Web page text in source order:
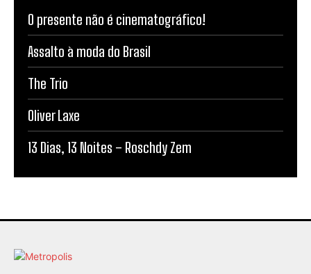
O presente não é cinematográfico!
Assalto à moda do Brasil
The Trio
Oliver Laxe
13 Dias, 13 Noites – Roschdy Zem